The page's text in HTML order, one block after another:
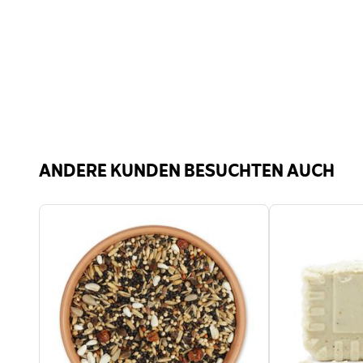
ANDERE KUNDEN BESUCHTEN AUCH